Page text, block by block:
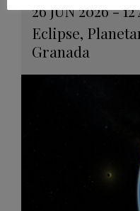
26 JUN 2026 -
Eclipse,
Granada